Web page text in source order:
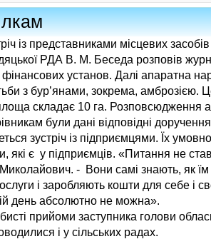
із представниками місцевих
РДА В. М. Беседа розповів
фінансових установ. Далі апаратна
з бур’янами, зокрема, амброзією.
складає 10 га. Розповсюдження
були дані відповідні
зустріч із підприємцями. Їх
які є у підприємців. «Питання не
- Вони самі знають, як
і заробляють кошти для себе і
день абсолютно не можна».
прийоми заступника голови
і у сільських радах.